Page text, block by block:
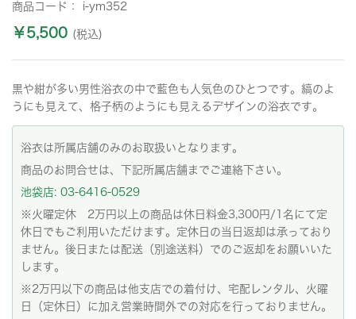
商品コード： i-ym352
￥5,500 (税込)
黒や紺が多い男性浴衣の中で藍色も人気色のひとつです。縞のよ
うにも見えて、格子柄のようにも見えるデザインの浴衣です。
浴衣は所属店舗のみのお取扱いとなります。
商品のお問合せは、下記所属店舗までご連絡下さい。
池袋店: 03-6416-0529
※火曜定休 2万円以上の商品は休日料金3,300円/1名にて定
休日でもご利用いただけます。定休日の当日返却は承っており
ません。後日または配送（別途送料）でのご返却をお願いいた
します。
※2万円以下の商品は他支店での着付け、宅配レンタル、火曜
日（定休日）に加え営業時間外での対応を行っておりません。